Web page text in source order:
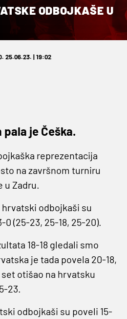
ODBOJKAŠE U
25.06.23. | 19:02
je Češka.
reprezentacija
na završnom turniru
u Zadru.
odbojkaši su
(25-23, 25-18, 25-20).
18-18 gledali smo
je tada povela 20-18,
set otišao na hrvatsku
23.
odbojkaši su poveli 15-